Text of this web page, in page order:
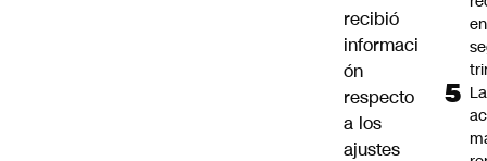
recibió
informaci
ón
respecto
a los
ajustes
La